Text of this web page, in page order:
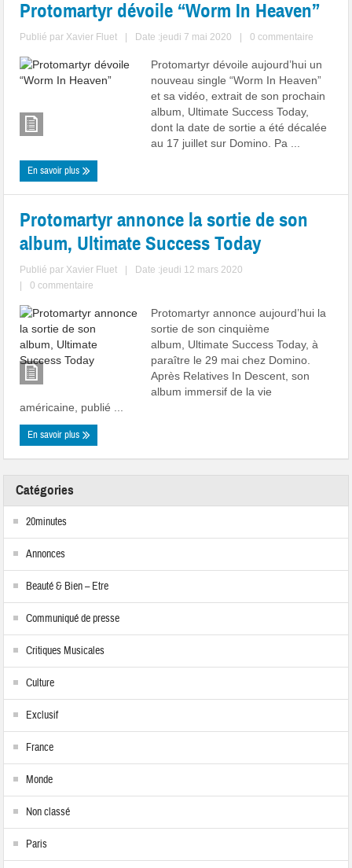
Protomartyr dévoile “Worm In Heaven”
Publié par Xavier Fluet Date :jeudi 7 mai 2020 0 commentaire
Protomartyr dévoile aujourd’hui un
nouveau single “Worm In Heaven”
et sa vidéo, extrait de son prochain
album, Ultimate Success Today,
dont la date de sortie a été décalée
au 17 juillet sur Domino. Pa ...
En savoir plus
Protomartyr annonce la sortie de son
album, Ultimate Success Today
Publié par Xavier Fluet
Date :jeudi 12 mars 2020
0 commentaire
Protomartyr annonce aujourd’hui la
sortie de son cinquième
album, Ultimate Success Today, à
paraître le 29 mai chez Domino.
Après Relatives In Descent, son
album immersif de la vie
américaine, publié ...
En savoir plus
Catégories
20minutes
Annonces
Beauté & Bien – Etre
Communiqué de presse
Critiques Musicales
Culture
Exclusif
France
Monde
Non classé
Paris